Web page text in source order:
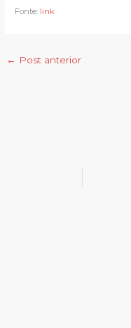
Fonte: link
← Post anterior